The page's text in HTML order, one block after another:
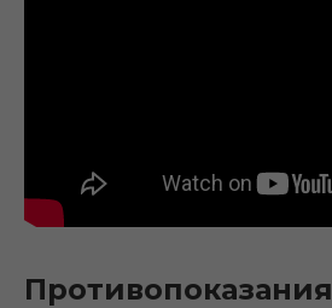
Противопоказания